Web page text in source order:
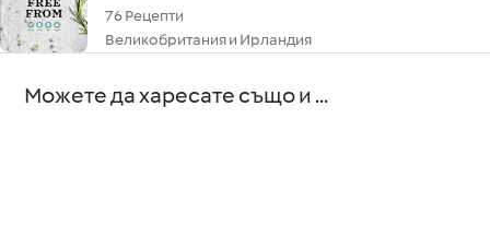
76 Рецепти
Великобритания и Ирландия
Можете да харесате също и ...